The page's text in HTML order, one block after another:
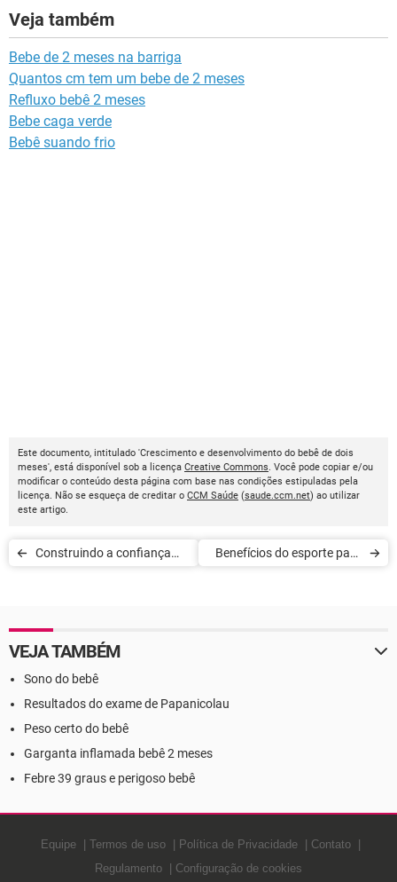
Veja também
Bebe de 2 meses na barriga
Quantos cm tem um bebe de 2 meses
Refluxo bebê 2 meses
Bebe caga verde
Bebê suando frio
Este documento, intitulado 'Crescimento e desenvolvimento do bebê de dois
meses', está disponível sob a licença Creative Commons. Você pode copiar e/ou
modificar o conteúdo desta página com base nas condições estipuladas pela
licença. Não se esqueça de creditar o CCM Saúde (saude.ccm.net) ao utilizar
este artigo.
Construindo a confiança
Benefícios do esporte para
VEJA TAMBÉM
Sono do bebê
Resultados do exame de Papanicolau
Peso certo do bebê
Garganta inflamada bebê 2 meses
Febre 39 graus e perigoso bebê
Equipe Termos de uso Política de Privacidade
Contato
Regulamento
Configuração de cookies